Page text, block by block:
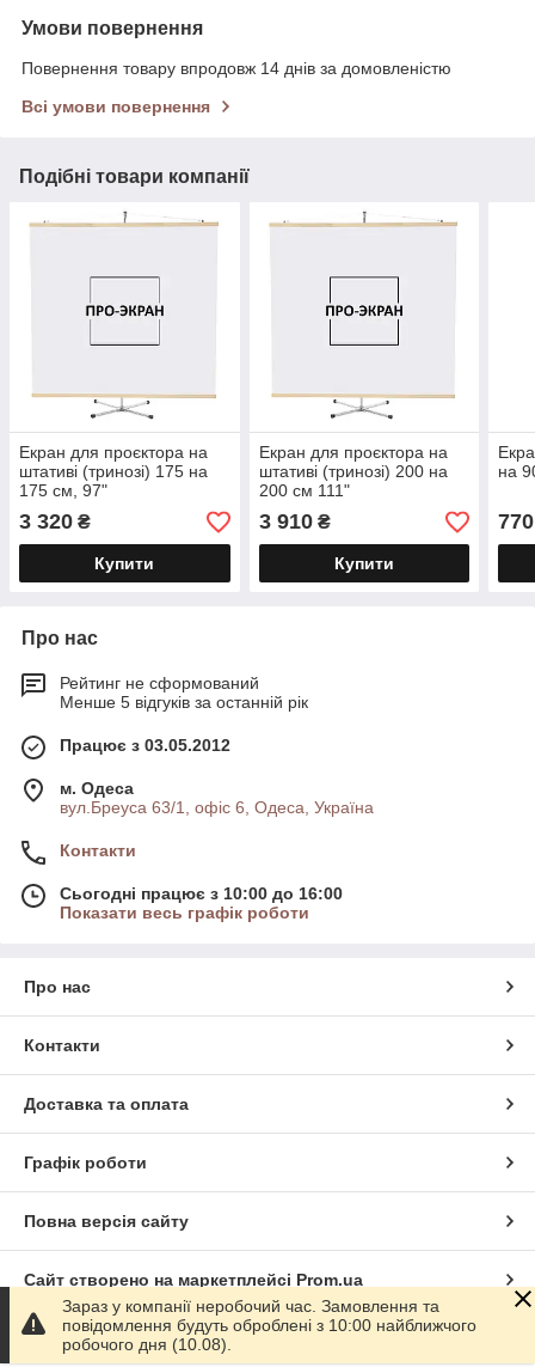
Умови повернення
Повернення товару впродовж 14 днів за домовленістю
Всі умови повернення
Подібні товари компанії
Екран для проєктора на
штативі (тринозі) 175 на
175 см, 97"
3 320 ₴
Купити
Екран для проєктора на
штативі (тринозі) 200 на
200 см 111"
3 910₴
Купити
на
770
Про нас
Рейтинг не сформований
Менше 5 відгуків за останній рік
Працює з 03.05.2012
м. Одеса
вул.Бреуса 63/1, офіс 6, Одеса, Україна
Контакти
Сьогодні працює з 10:00 до 16:00
Показати весь графік роботи
Про нас
Контакти
Доставка та оплата
Графік роботи
Повна версія сайту
Сайт створено на маркетплейсі Prom.ua
Політика конфіденційності
Зараз у компанії неробочий час. Замовлення та
повідомлення будуть оброблені з 10:00 найближчого
робочого дня (10.08).